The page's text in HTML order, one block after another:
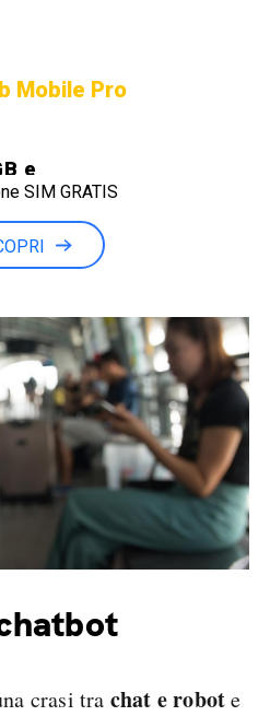
Mobile Pro
e
SIM GRATIS
crasi tra chat e robote